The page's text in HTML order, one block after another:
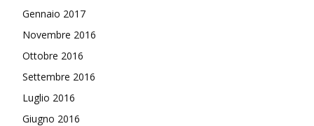
Gennaio 2017
Novembre 2016
Ottobre 2016
Settembre 2016
Luglio 2016
Giugno 2016